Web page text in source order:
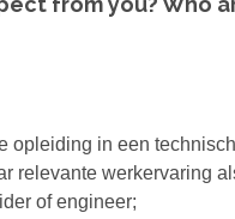
opleiding in een
relevante werkervaring
of engineer;